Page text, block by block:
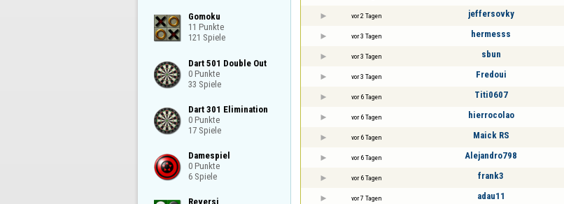
Gomoku
11 Punkte
121 Spiele
Dart 501 Double Out
0 Punkte
33 Spiele
Dart 301 Elimination
0 Punkte
17 Spiele
Damespiel
0 Punkte
6 Spiele
Reversi
vor 2 Tagen jeffersovky
vor 3 Tagen hermesss
vor 3 Tagen sbun
vor 3 Tagen Fredoui
vor 6 Tagen Titi0607
vor 6 Tagen hierrocolao
vor 6 Tagen Maick RS
vor 6 Tagen Alejandro798
vor 6 Tagen frank3
vor 7 Tagen adau11